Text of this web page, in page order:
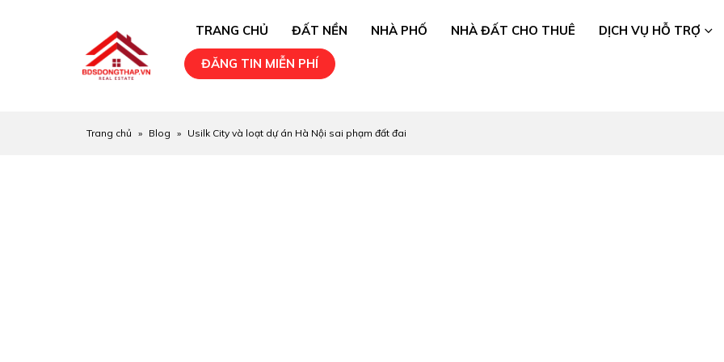
TRANG CHỦ ĐẤT NỀN NHÀ PHỐ NHÀ ĐẤT CHO THUÊ DỊCH VỤ HỖ TRỢ
ĐĂNG TIN MIỄN PHÍ
Trang chủ » Blog » Usilk City và loạt dự án Hà Nội sai phạm đất đai